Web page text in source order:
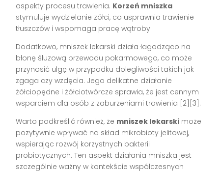
aspekty procesu trawienia. Korzeń mniszka
stymuluje wydzielanie żółci, co usprawnia trawienie
tłuszczów i wspomaga pracę wątroby.
Dodatkowo, mniszek lekarski działa łagodząco na
błonę śluzową przewodu pokarmowego, co może
przynosić ulgę w przypadku dolegliwości takich jak
zgaga czy wzdęcia. Jego delikatne działanie
żółciopędne i żółciotwórcze sprawia, że jest cennym
wsparciem dla osób z zaburzeniami trawienia [2][3].
Warto podkreślić również, że mniszek lekarski może
pozytywnie wpływać na skład mikrobioty jelitowej,
wspierając rozwój korzystnych bakterii
probiotycznych. Ten aspekt działania mniszka jest
szczególnie ważny w kontekście współczesnych